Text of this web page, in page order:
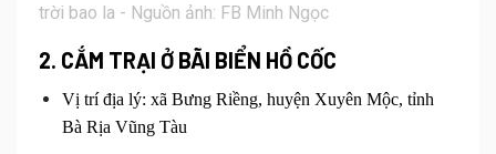
2. CẮM TRẠI Ở BÃI BIỂN HỒ CỐC
Vị trí địa lý: xã Bưng Riềng, huyện Xuyên Mộc, tỉnh
Bà Rịa Vũng Tàu